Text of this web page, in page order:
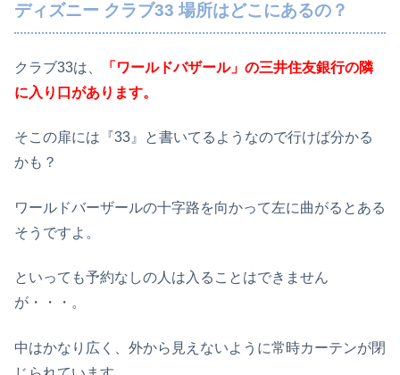
ディズニー クラブ33 場所はどこにあるの？
クラブ33は、
「ワールドバザール」の三井住友銀行の隣
に入り口があります。
そこの扉には『33』と書いてるようなので行けば分かる
かも？
ワールドバーザールの十字路を向かって左に曲がるとある
そうですよ。
といっても予約なしの人は入ることはできません
が・・・。
中はかなり広く、外から見えないように常時カーテンが閉